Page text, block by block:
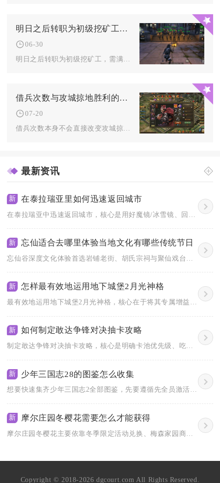
明日之后转职为初级挖矿工需要什么条件
06-30
明日之后转职为初级挖矿工，需满足庄园3级、三熟练度各10级、...
借兵次数与攻城掠地胜利的概率有关吗
07-20
借兵次数本身不会直接改变攻城掠地的胜利判定概率，但充足的借兵...
最新资讯
新 在泰拉瑞亚里如何迅速返回城市
新 忘仙适合去哪里体验当地文化有哪些传统节日
新 怎样最有效地运用地下城堡2月光神格
最有效地运用地下城堡2月光神格，核心在于将其专属增益与圣职、...
新 如何制定敢达争锋对决抽卡攻略
制定敢达争锋对决抽卡攻略，核心是明确卡池优先级、吃透保底机制...
新 少年三国志28的图鉴怎么收集
想要快速集齐少年三国志2全部图鉴，先要遵循先全员激活、再分组...
新 摩尔庄园冬樱花需要怎么才能获得
Copyright © 2018-2026 dgcourt.com All Rights Reserved.